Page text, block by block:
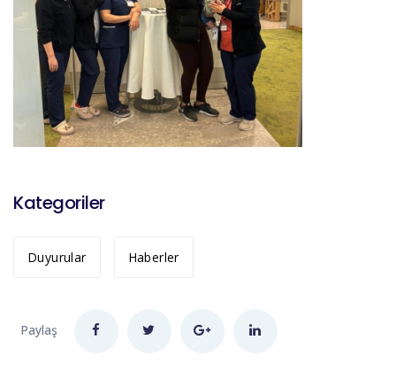
Kategoriler
Duyurular Haberler
Paylaş